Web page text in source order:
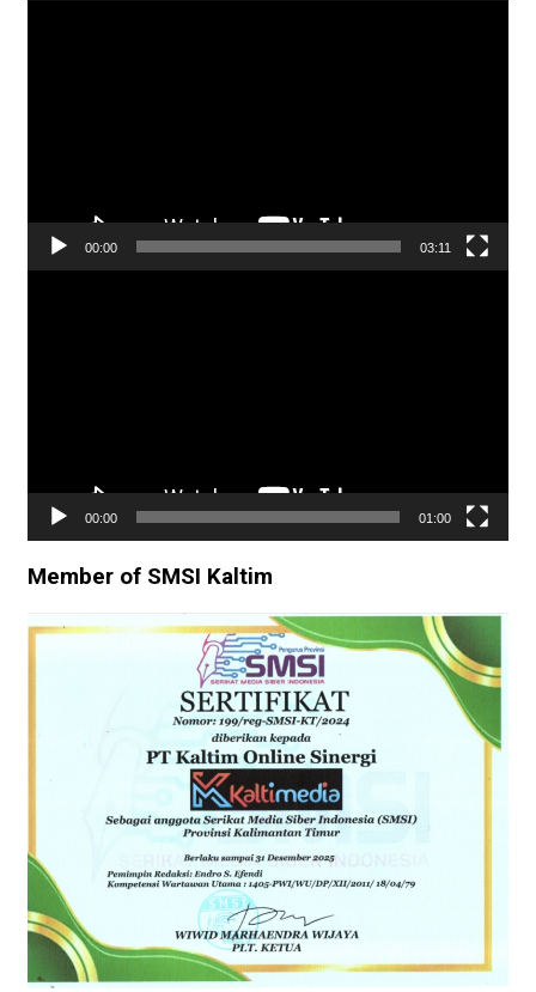
00:00 03:11
00:00 01:00
Member of SMSI Kaltim